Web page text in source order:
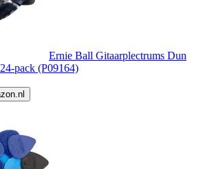
Ernie Ball Gitaarplectrums Dun
pack (P09164)